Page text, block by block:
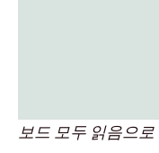
보드 모두 읽음으로